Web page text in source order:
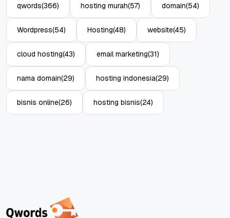
qwords(366) hosting murah(57) domain(54)
Wordpress(54) Hosting(48) website(45)
cloud hosting(43) email marketing(31)
nama domain(29) hosting indonesia(29)
bisnis online(26) hosting bisnis(24)